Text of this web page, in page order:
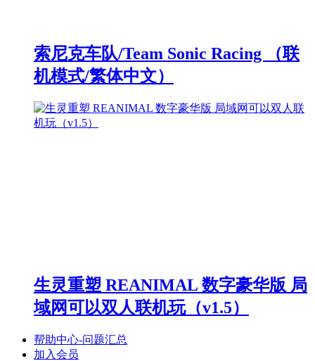
索尼克车队/Team Sonic Racing （联
机模式/繁体中文）
生灵重塑 REANIMAL 数字豪华版 局
域网可以双人联机玩（v1.5）
帮助中心-问题汇总
加入会员